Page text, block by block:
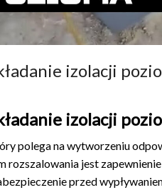
izolacji
izolacji
polega na wytworzeniu
jest
przed